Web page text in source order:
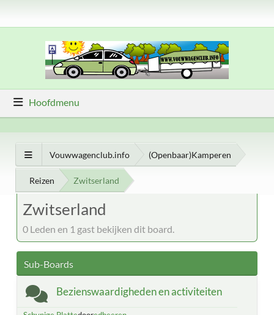
Hoofdmenu
Vouwwagenclub.info (Openbaar)Kamperen
Reizen Zwitserland
Zwitserland
0 Leden en 1 gast bekijken dit board.
Sub-Boards
Bezienswaardigheden en activiteiten